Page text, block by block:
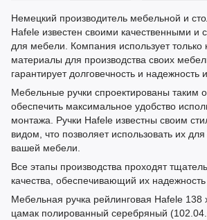
Немецкий производитель мебельной и
Hafele известен своими качественными и
для мебели. Компания использует только
материалы для производства своих
гарантирует долговечность и надежность
Мебельные ручки спроектированы таким
обеспечить максимальное удобство
монтажа. Ручки Hafele известны своим
видом, что позволяет использовать их
вашей мебели.
Все этапы производства проходят
качества, обеспечивающий их надежность
Мебельная ручка рейлинговая Hafele
цамак полированный серебряный